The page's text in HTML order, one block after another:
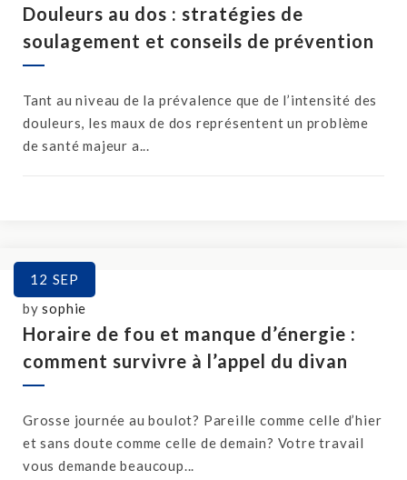
Douleurs au dos : stratégies de
soulagement et conseils de prévention
Tant au niveau de la prévalence que de l’intensité des
douleurs, les maux de dos représentent un problème
de santé majeur a...
12 SEP
bysophie
Horaire de fou et manque d’énergie :
comment survivre à l’appel du divan
Grosse journée au boulot? Pareille comme celle d’hier
et sans doute comme celle de demain? Votre travail
vous demande beaucoup...